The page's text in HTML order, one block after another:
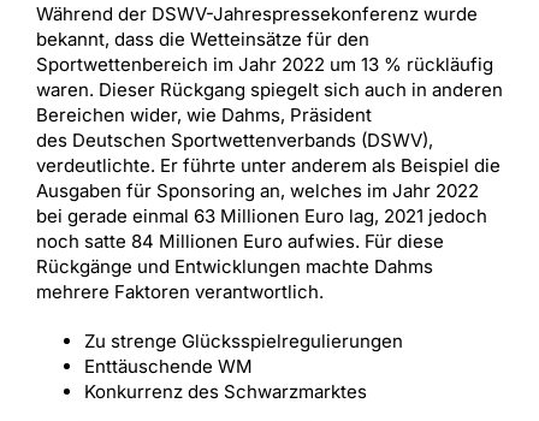
Während der DSWV-Jahrespressekonferenz wurde
bekannt, dass die Wetteinsätze für den
Sportwettenbereich im Jahr 2022 um 13 % rückläufig
waren. Dieser Rückgang spiegelt sich auch in anderen
Bereichen wider, wie Dahms, Präsident
des Deutschen Sportwettenverbands (DSWV),
verdeutlichte. Er führte unter anderem als Beispiel die
Ausgaben für Sponsoring an, welches im Jahr 2022
bei gerade einmal 63 Millionen Euro lag, 2021 jedoch
noch satte 84 Millionen Euro aufwies. Für diese
Rückgänge und Entwicklungen machte Dahms
mehrere Faktoren verantwortlich.
Zu strenge Glücksspielregulierungen
Enttäuschende WM
Konkurrenz des Schwarzmarktes